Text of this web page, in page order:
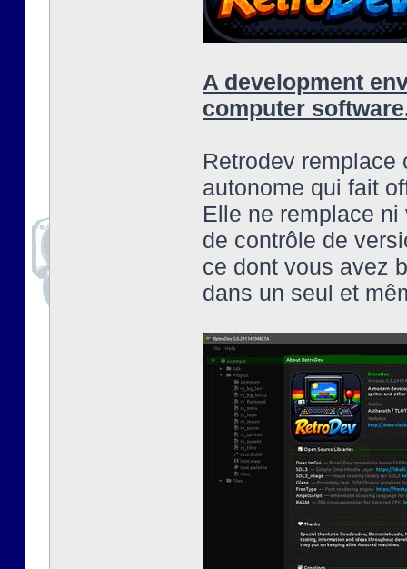
A development
computer
Retrodev remplace
autonome qui fait
Elle ne remplace
de contrôle de
ce dont vous avez
dans un seul et